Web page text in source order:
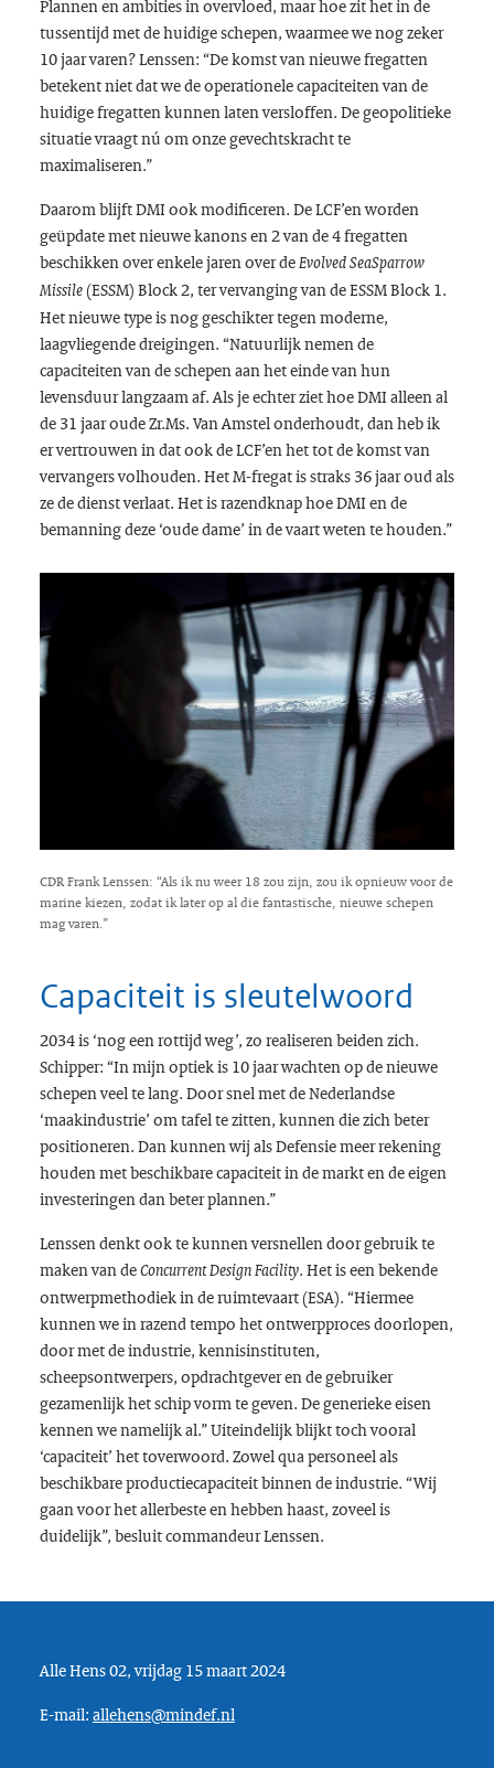
Plannen en ambities in overvloed, maar hoe zit het in de
tussentijd met de huidige schepen, waarmee we nog zeker
10 jaar varen? Lenssen: “De komst van nieuwe fregatten
betekent niet dat we de operationele capaciteiten van de
huidige fregatten kunnen laten versloffen. De geopolitieke
situatie vraagt nú om onze gevechtskracht te
maximaliseren.”
Daarom blijft DMI ook modificeren. De LCF’en worden
geüpdate met nieuwe kanons en 2 van de 4 fregatten
beschikken over enkele jaren over deEvolved SeaSparrow
Missile(ESSM) Block 2, ter vervanging van de ESSMBlock 1 .
Het nieuwe type is nog geschikter tegen moderne,
laagvliegende dreigingen. “Natuurlijk nemen de
capaciteiten van de schepen aan het einde van hun
levensduur langzaam af. Als je echter ziet hoe DMI alleen al
de 31 jaar oude Zr.Ms. Van Amstel onderhoudt, dan heb ik
er vertrouwen in dat ook de LCF’en het tot de komst van
vervangers volhouden. Het M-fregat is straks 36 jaar oud als
ze de dienst verlaat. Het is razendknap hoe DMI en de
bemanning deze ‘oude dame’ in de vaart weten te houden.”
CDR Frank Lenssen: “Als ik nu weer 18 zou zijn, zou ik opnieuw voor de
marine kiezen, zodat ik later op al die fantastische, nieuwe schepen
mag varen.”
Capaciteit is sleutelwoord
2034 is ‘nog een rottijd weg’, zo realiseren beiden zich.
Schipper: “In mijn optiek is 10 jaar wachten op de nieuwe
schepen veel te lang. Door snel met de Nederlandse
‘maakindustrie’ om tafel te zitten, kunnen die zich beter
positioneren. Dan kunnen wij als Defensie meer rekening
houden met beschikbare capaciteit in de markt en de eigen
investeringen dan beter plannen.”
Lenssen denkt ook te kunnen versnellen door gebruik te
maken van deConcurrent Design Facility. Het is een bekende
ontwerpmethodiek in de ruimtevaart (ESA). “Hiermee
kunnen we in razend tempo het ontwerpproces doorlopen,
door met de industrie, kennisinstituten,
scheepsontwerpers, opdrachtgever en de gebruiker
gezamenlijk het schip vorm te geven. De generieke eisen
kennen we namelijk al.” Uiteindelijk blijkt toch vooral
‘capaciteit’ het toverwoord. Zowel qua personeel als
beschikbare productiecapaciteit binnen de industrie. “Wij
gaan voor het allerbeste en hebben haast, zoveel is
duidelijk”, besluit commandeur Lenssen.
Alle Hens 02, vrijdag 15 maart 2024
E-mail: allehens@mindef.nl